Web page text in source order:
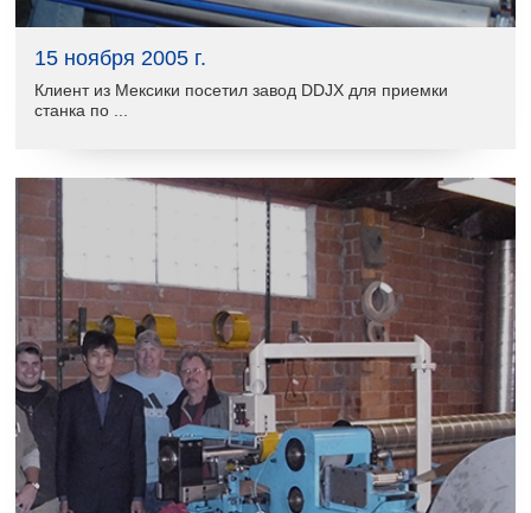
15 ноября 2005 г.
Клиент из Мексики посетил завод DDJX для приемки
станка по ...